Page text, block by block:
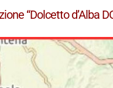
“Dolcetto d’Alba